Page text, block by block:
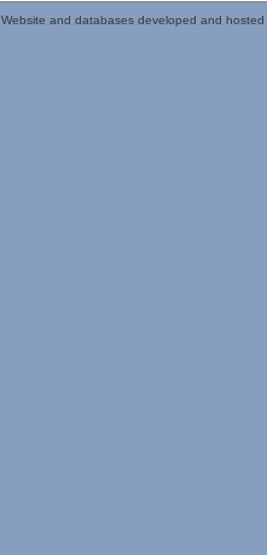
Website and databases developed and